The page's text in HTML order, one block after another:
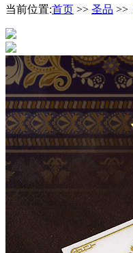
当前位置:首页 >> 圣品 >>